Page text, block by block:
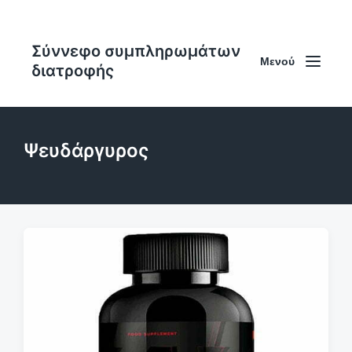
Σύννεφο συμπληρωμάτων
διατροφής
Μενού
Ψευδάργυρος